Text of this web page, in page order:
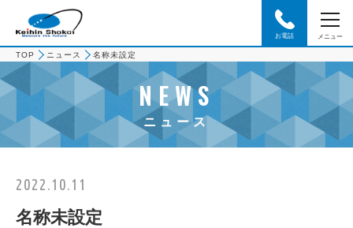
メニュー
お電話
TOP ニュース 名称未設定
NEWS
ニュース
2022.10.11
名称未設定